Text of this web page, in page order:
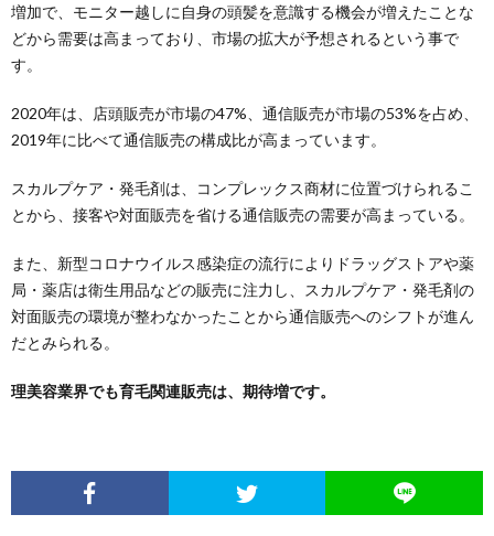
増加で、モニター越しに自身の頭髪を意識する機会が増えたことな
どから需要は高まっており、市場の拡大が予想されるという事で
す。
2020年は、店頭販売が市場の47%、通信販売が市場の53%を占め、
2019年に比べて通信販売の構成比が高まっています。
スカルプケア・発毛剤は、コンプレックス商材に位置づけられるこ
とから、接客や対面販売を省ける通信販売の需要が高まっている。
また、新型コロナウイルス感染症の流行によりドラッグストアや薬
局・薬店は衛生用品などの販売に注力し、スカルプケア・発毛剤の
対面販売の環境が整わなかったことから通信販売へのシフトが進ん
だとみられる。
理美容業界でも育毛関連販売は、期待増です。